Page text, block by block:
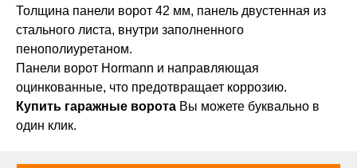
Толщина панели ворот 42 мм, панель двустенная из
стального листа, внутри заполненного
пенополиуретаном.
Панели ворот Hormann и направляющая
оцинкованные, что предотвращает коррозию.
Купить гаражные ворота Вы можете буквально в
один клик.